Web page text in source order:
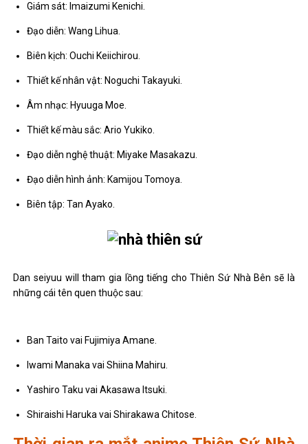
Giám sát: Imaizumi Kenichi.
Đạo diễn: Wang Lihua.
Biên kịch: Ouchi Keiichirou.
Thiết kế nhân vật: Noguchi Takayuki.
Âm nhạc: Hyuuga Moe.
Thiết kế màu sắc: Ario Yukiko.
Đạo diễn nghệ thuật: Miyake Masakazu.
Đạo diễn hình ảnh: Kamijou Tomoya.
Biên tập: Tan Ayako.
Dan seiyuu will tham gia lồng tiếng cho Thiên Sứ Nhà Bên sẽ là
những cái tên quen thuộc sau:
Ban Taito vai Fujimiya Amane.
Iwami Manaka vai Shiina Mahiru.
Yashiro Taku vai Akasawa Itsuki.
Shiraishi Haruka vai Shirakawa Chitose.